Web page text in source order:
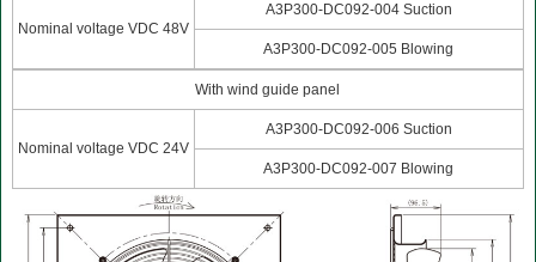
Nominal voltage VDC 48V
A3P300-DC092-004 Suction
A3P300-DC092-005 Blowing
With wind guide panel
Nominal voltage VDC 24V
A3P300-DC092-006 Suction
A3P300-DC092-007 Blowing